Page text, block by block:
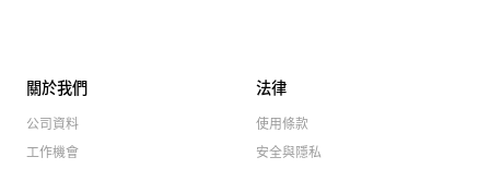
關於我們
公司資料
工作機會
法律
使用條款
安全與隱私